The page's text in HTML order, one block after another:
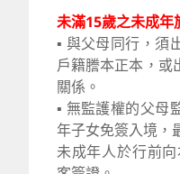
未滿15歲之未成年
▪ 與父母同行，須
戶籍謄本正本，或
關係。
▪ 無監護權的父母
年子女免簽入境，
未成年人於行前